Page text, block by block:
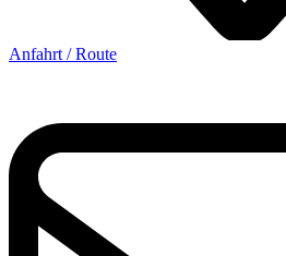
Anfahrt / Route